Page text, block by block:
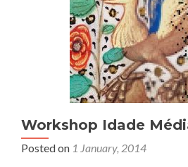
Workshop Idade
Posted on 1 January, 2014